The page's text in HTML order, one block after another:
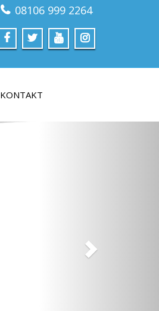
08106 999 2264
KONTAKT